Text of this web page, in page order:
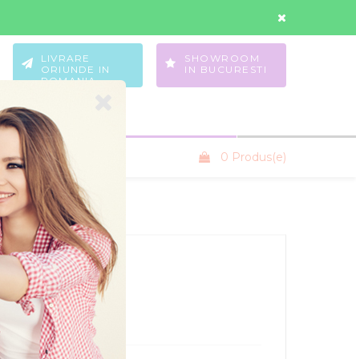
Wishlist
LIVRARE
ORIUNDE IN
ROMANIA
SHOWROOM
IN BUCURESTI
SANIUTE COPII 0 Produs(e)